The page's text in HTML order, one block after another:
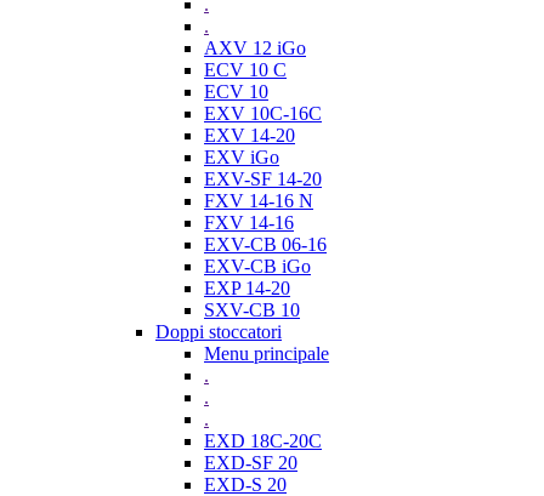
.
.
AXV 12 iGo
ECV 10 C
ECV 10
EXV 10C-16C
EXV 14-20
EXV iGo
EXV-SF 14-20
FXV 14-16 N
FXV 14-16
EXV-CB 06-16
EXV-CB iGo
EXP 14-20
SXV-CB 10
Doppi stoccatori
Menu principale
.
.
.
EXD 18C-20C
EXD-SF 20
EXD-S 20